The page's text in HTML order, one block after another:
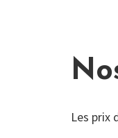
Les prix